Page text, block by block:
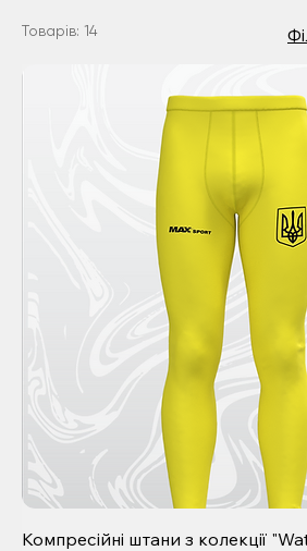
Товарів: 14
Компресійні штани з колекції